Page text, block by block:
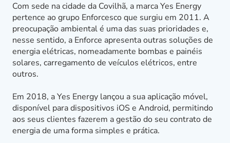
Com sede na cidade da Covilhã, a marca Yes Energy
pertence ao grupo Enforcesco que surgiu em 2011. A
preocupação ambiental é uma das suas prioridades e,
nesse sentido, a Enforce apresenta outras soluções de
energia elétricas, nomeadamente bombas e painéis
solares, carregamento de veículos elétricos, entre
outros.
Em 2018, a Yes Energy lançou a sua aplicação móvel,
disponível para dispositivos iOS e Android, permitindo
aos seus clientes fazerem a gestão do seu contrato de
energia de uma forma simples e prática.